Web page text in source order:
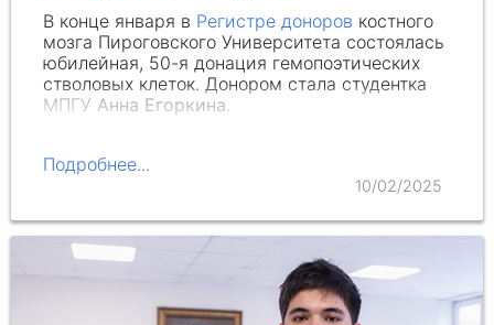
В конце января в Регистре доноров костного
мозга Пироговского Университета состоялась
юбилейная, 50-я донация гемопоэтических
стволовых клеток. Донором стала студентка
МПГУ Анна Егоркина
Подробнее...
10/02/2025